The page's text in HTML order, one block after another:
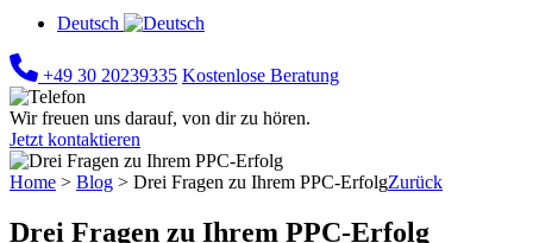
Deutsch
+49 30 20239335 Kostenlose Beratung
Wir freuen uns darauf, von dir zu hören.
Jetzt kontaktieren
Home > Blog > Drei Fragen zu Ihrem PPC-ErfolgZurück
Drei Fragen zu Ihrem PPC-Erfolg